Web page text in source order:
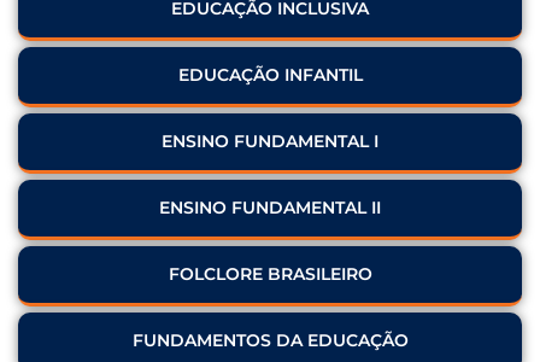
EDUCAÇÃO INCLUSIVA
EDUCAÇÃO INFANTIL
ENSINO FUNDAMENTAL I
ENSINO FUNDAMENTAL II
FOLCLORE BRASILEIRO
FUNDAMENTOS DA EDUCAÇÃO